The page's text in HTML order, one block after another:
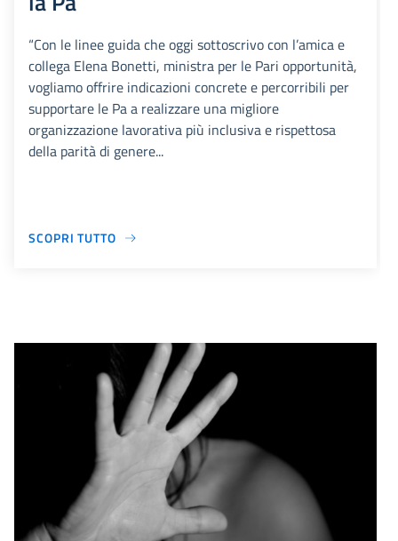
“Con le linee guida che oggi sottoscrivo con l’amica e
collega Elena Bonetti, ministra per le Pari opportunità,
vogliamo offrire indicazioni concrete e percorribili per
supportare le Pa a realizzare una migliore
organizzazione lavorativa più inclusiva e rispettosa
della parità di genere...
SCOPRI TUTTO